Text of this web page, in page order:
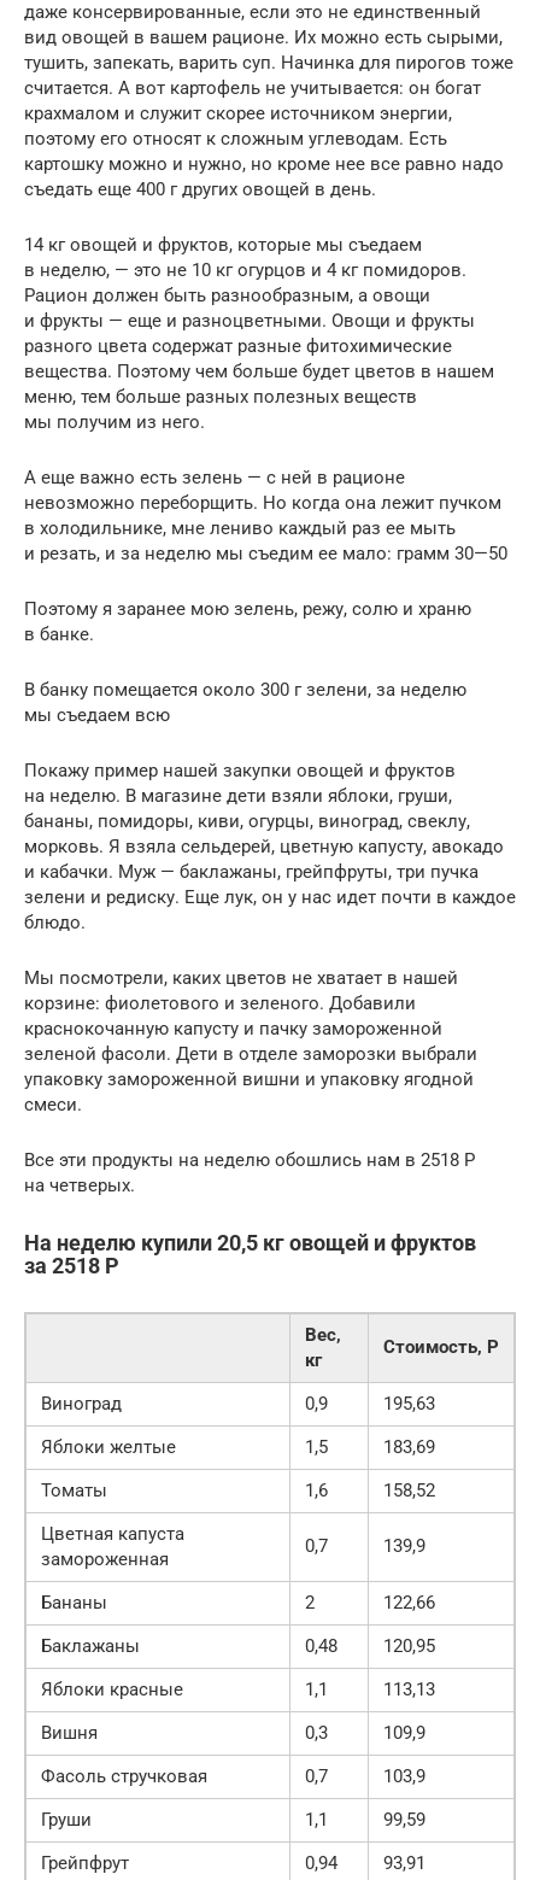
даже консервированные, если это не единственный
вид овощей в вашем рационе. Их можно есть сырыми,
тушить, запекать, варить суп. Начинка для пирогов тоже
считается. А вот картофель не учитывается: он богат
крахмалом и служит скорее источником энергии,
поэтому его относят к сложным углеводам. Есть
картошку можно и нужно, но кроме нее все равно надо
съедать еще 400 г других овощей в день.
14 кг овощей и фруктов, которые мы съедаем
в неделю, — это не 10 кг огурцов и 4 кг помидоров.
Рацион должен быть разнообразным, а овощи
и фрукты — еще и разноцветными. Овощи и фрукты
разного цвета содержат разные фитохимические
вещества. Поэтому чем больше будет цветов в нашем
меню, тем больше разных полезных веществ
мы получим из него.
А еще важно есть зелень — с ней в рационе
невозможно переборщить. Но когда она лежит пучком
в холодильнике, мне лениво каждый раз ее мыть
и резать, и за неделю мы съедим ее мало: грамм 30—50
Поэтому я заранее мою зелень, режу, солю и храню
в банке.
В банку помещается около 300 г зелени, за неделю
мы съедаем всю
Покажу пример нашей закупки овощей и фруктов
на неделю. В магазине дети взяли яблоки, груши,
бананы, помидоры, киви, огурцы, виноград, свеклу,
морковь. Я взяла сельдерей, цветную капусту, авокадо
и кабачки. Муж — баклажаны, грейпфруты, три пучка
зелени и редиску. Еще лук, он у нас идет почти в каждое
блюдо.
Мы посмотрели, каких цветов не хватает в нашей
корзине: фиолетового и зеленого. Добавили
краснокочанную капусту и пачку замороженной
зеленой фасоли. Дети в отделе заморозки выбрали
упаковку замороженной вишни и упаковку ягодной
смеси.
Все эти продукты на неделю обошлись нам в 2518 Р
на четверых.
На неделю купили 20,5 кг овощей и фруктов
за 2518 Р
Вес,
кг
Стоимость, Р
Виноград 0,9
195,63
Яблоки желтые
1,5
183,69
Томаты
1,6
158,52
Цветная капуста
замороженная
0,7 139,9
Бананы 2
122,66
Баклажаны
0,48
120,95
Яблоки красные
1,1
113,13
Вишня
0,3
109,9
Фасоль стручковая
0,7
103,9
Груши
1,1
99,59
Грейпфрут
0,94
93,91